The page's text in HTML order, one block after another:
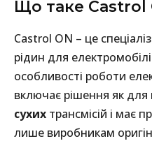
Що таке Castrol
Castrol ON – це
рідин для
особливості роботи
включає рішення як для
сухих трансмісій і має
лише виробникам